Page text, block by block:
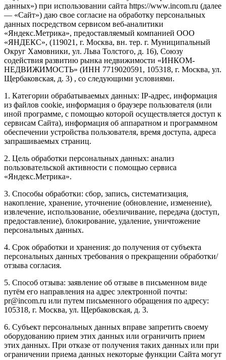
данных») при использовании сайта https://www.incom.ru (далее
— «Сайт») даю свое согласие на обработку персональных
данных посредством сервисом веб-аналитики
«Яндекс.Метрика», предоставляемый компанией ООО
«ЯНДЕКС», (119021, г. Москва, вн. тер. г. Муниципальный
Округ Хамовники, ул. Льва Толстого, д. 16), Союзу
содействия развитию рынка недвижимости «ИНКОМ-
НЕДВИЖИМОСТЬ» (ИНН 7719020591, 105318, г. Москва, ул.
Щербаковская, д. 3) , со следующими условиями.
1. Категории обрабатываемых данных: IP-адрес, информация
из файлов cookie, информация о браузере пользователя (или
иной программе, с помощью которой осуществляется доступ к
сервисам Сайта), информация об аппаратном и программном
обеспечении устройства пользователя, время доступа, адреса
запрашиваемых страниц.
2. Цель обработки персональных данных: анализ
пользовательской активности с помощью сервиса
«Яндекс.Метрика».
3. Способы обработки: сбор, запись, систематизация,
накопление, хранение, уточнение (обновление, изменение),
извлечение, использование, обезличивание, передача (доступ,
предоставление), блокирование, удаление, уничтожение
персональных данных.
4. Срок обработки и хранения: до получения от субъекта
персональных данных требования о прекращении обработки/
отзыва согласия.
5. Способ отзыва: заявление об отзыве в письменном виде
путём его направления на адрес электронной почты:
pr@incom.ru или путем письменного обращения по адресу:
105318, г. Москва, ул. Щербаковская, д. 3.
6. Субъект персональных данных вправе запретить своему
оборудованию прием этих данных или ограничить прием
этих данных. При отказе от получения таких данных или при
ограничении приема данных некоторые функции Сайта могут